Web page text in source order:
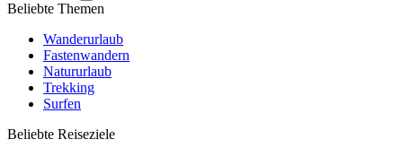
Beliebte Themen
Wanderurlaub
Fastenwandern
Natururlaub
Trekking
Surfen
Beliebte Reiseziele